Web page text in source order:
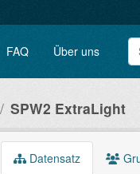
FAQ Über uns
SPW2 ExtraLight
Datensatz